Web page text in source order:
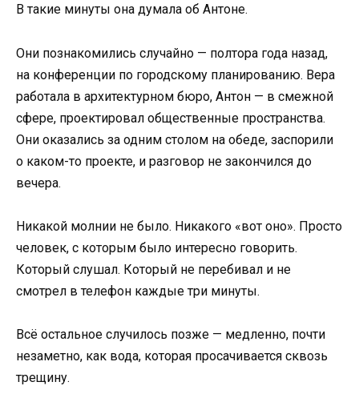
В такие минуты она думала об Антоне.
Они познакомились случайно — полтора года назад,
на конференции по городскому планированию. Вера
работала в архитектурном бюро, Антон — в смежной
сфере, проектировал общественные пространства.
Они оказались за одним столом на обеде, заспорили
о каком-то проекте, и разговор не закончился до
вечера.
Никакой молнии не было. Никакого «вот оно». Просто
человек, с которым было интересно говорить.
Который слушал. Который не перебивал и не
смотрел в телефон каждые три минуты.
Всё остальное случилось позже — медленно, почти
незаметно, как вода, которая просачивается сквозь
трещину.